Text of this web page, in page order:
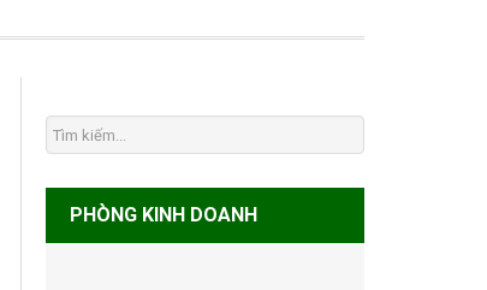
PHÒNG KINH DOANH